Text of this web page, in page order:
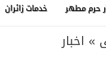
حرم مطهر خدمات زائران
» اخبار